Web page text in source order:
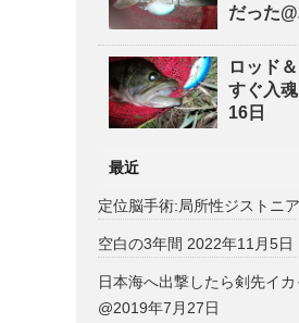
だった
ロッド
すぐ入
16日
最近
定位脳手術:局所性ジストニア
空白の3年間 2022年11月5日
日本海へ出撃したら剣先イ
@2019年7月27日